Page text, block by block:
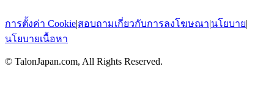
การตั้งค่า Cookie|สอบถามเกี่ยวกับการลงโฆษณา|นโยบาย|
นโยบายเนื้อหา
© TalonJapan.com, All Rights Reserved.